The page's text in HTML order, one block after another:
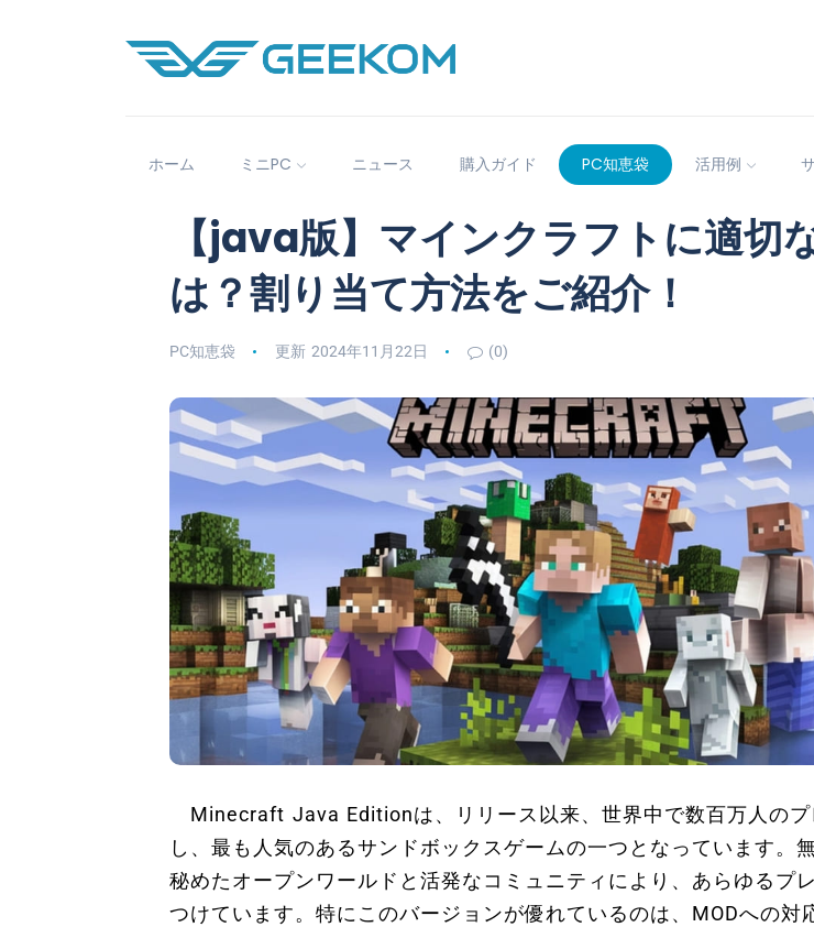
ホーム ミニPC ニュース 購入ガイド PC知恵袋 活用例
【java版】マインクラフトに適切
は？割り当て方法をご紹介！
PC知恵袋 更新 2024年11月22日 (0)
Minecraft Java Editionは、リリース以来、世界中で数百万人のプ
し、最も人気のあるサンドボックスゲームの一つとなっています。
秘めたオープンワールドと活発なコミュニティにより、あらゆるプ
つけています。特にこのバージョンが優れているのは、MODへの対